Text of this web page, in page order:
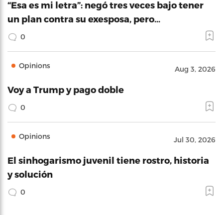
“Esa es mi letra”: negó tres veces bajo tener
un plan contra su exesposa, pero…
0
Opinions Aug 3, 2026
Voy a Trump y pago doble
0
Opinions Jul 30, 2026
El sinhogarismo juvenil tiene rostro, historia
y solución
0